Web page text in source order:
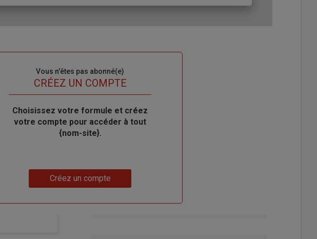
Vous n'êtes pas abonné(e)
TITRECRÉEZ UN COMPTE
Body
Choisissez votre formule et créez
votre compte pour accéder à tout
{nom-site}.
Créez un compte